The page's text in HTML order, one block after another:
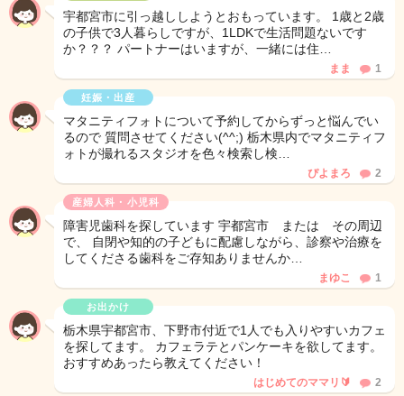
宇都宮市に引っ越ししようとおもっています。 1歳と2歳
の子供で3人暮らしですが、1LDKで生活問題ないです
か？？？ パートナーはいますが、一緒には住…
まま 1
妊娠・出産
マタニティフォトについて予約してからずっと悩んでい
るので 質問させてください(^^;) 栃木県内でマタニティフ
ォトが撮れるスタジオを色々検索し検…
ぴよまろ 2
産婦人科・小児科
障害児歯科を探しています 宇都宮市 または その周辺
で、 自閉や知的の子どもに配慮しながら、診察や治療を
してくださる歯科をご存知ありませんか…
まゆこ 1
お出かけ
栃木県宇都宮市、下野市付近で1人でも入りやすいカフェ
を探してます。 カフェラテとパンケーキを欲してます。
おすすめあったら教えてください！
はじめてのママリ🔰 2